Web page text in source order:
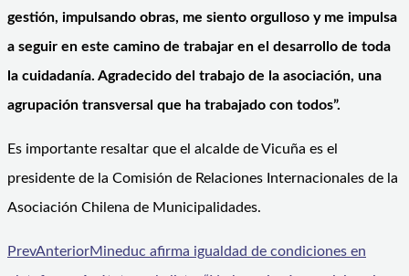
gestión, impulsando obras, me siento orgulloso y me impulsa
a seguir en este camino de trabajar en el desarrollo de toda
la cuidadanía. Agradecido del trabajo de la asociación, una
agrupación transversal que ha trabajado con todos”.
Es importante resaltar que el alcalde de Vicuña es el
presidente de la Comisión de Relaciones Internacionales de la
Asociación Chilena de Municipalidades.
PrevAnteriorMineduc afirma igualdad de condiciones en